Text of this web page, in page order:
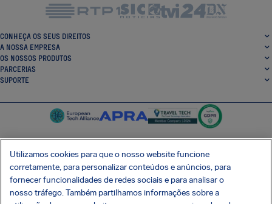
CONHEÇA OS SEUS DIREITOS
A NOSSA EMPRESA
OS NOSSOS PRODUTOS
PARCERIAS
SUPORTE
SocialFacebook
SocialTwitter
SocialInstagram
SocialLinkedin
OBTENHA A NOSSA APLICAÇÃO GRATUITA
Utilizamos cookies para que o nosso website funcione
corretamente, para personalizar conteúdos e anúncios, para
fornecer funcionalidades de redes sociais e para analisar o
nosso tráfego. Também partilhamos informações sobre a